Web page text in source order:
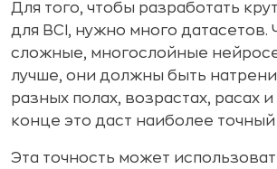
Для того, чтобы разработать
для BCI, нужно много датасетов.
сложные, многослойные
лучше, они должны быть
разных полах, возрастах, расах
конце это даст наиболее точный
Эта точность может